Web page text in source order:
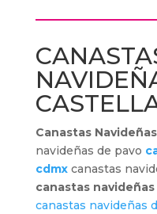
Canastas
navideñas de pavo
cdmxcanastas
canastas
canastas navideñas